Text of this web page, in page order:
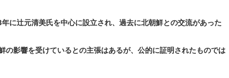
に辻元清美氏を中心に設立され、過去に北朝鮮との交流があった
の影響を受けているとの主張はあるが、公的に証明されたものでは